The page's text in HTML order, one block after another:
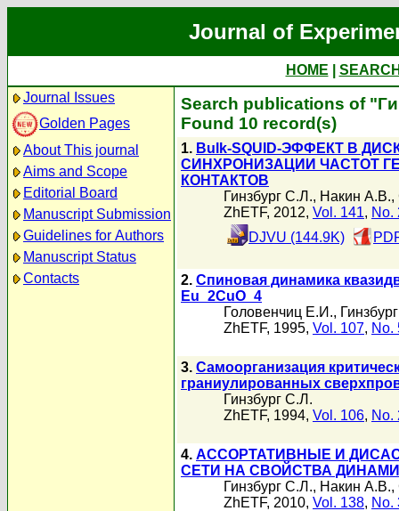
Journal of
HOME
Journal Issues
Golden Pages
About This journal
Aims and Scope
Editorial Board
Manuscript Submission
Guidelines for Authors
Manuscript Status
Contacts
Search publications of
Found 10 record(s)
1. Bulk-SQUID-ЭФФЕКТ В
СИНХРОНИЗАЦИИ ЧАСТОТ
КОНТАКТОВ
Гинзбург С.Л., Накин А.В.,
ZhETF, 2012, Vol. 141, No.
DJVU (144.9K)
2. Спиновая динамика
Eu_2CuO_4
Головенчиц Е.И.,
ZhETF, 1995, Vol. 107, No.
3. Самоорганизация
граниулированных
Гинзбург С.Л.
ZhETF, 1994, Vol. 106, No.
4. АССОРТАТИВНЫЕ И
СЕТИ НА СВОЙСТВА
Гинзбург С.Л., Накин А.В.,
ZhETF, 2010, Vol. 138, No.